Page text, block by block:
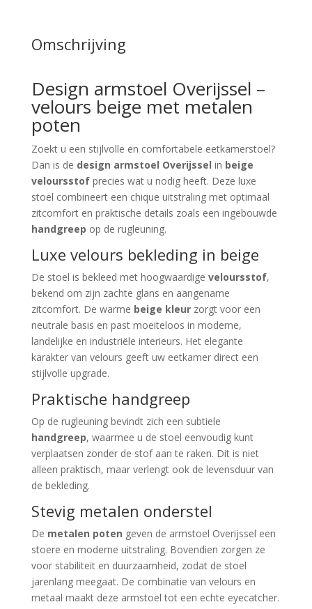
Omschrijving
Design armstoel Overijssel –
velours beige met metalen
poten
Zoekt u een stijlvolle en comfortabele eetkamerstoel?
Dan is de design armstoel Overijssel in beige
veloursstofprecies wat u nodig heeft. Deze luxe
stoel combineert een chique uitstraling met optimaal
zitcomfort en praktische details zoals een ingebouwde
handgreep op de rugleuning.
Luxe velours bekleding in beige
De stoel is bekleed met hoogwaardige veloursstof,
bekend om zijn zachte glans en aangename
zitcomfort. De warme beige kleurzorgt voor een
neutrale basis en past moeiteloos in moderne,
landelijke en industriële interieurs. Het elegante
karakter van velours geeft uw eetkamer direct een
stijlvolle upgrade.
Praktische handgreep
Op de rugleuning bevindt zich een subtiele
handgreep, waarmee u de stoel eenvoudig kunt
verplaatsen zonder de stof aan te raken. Dit is niet
alleen praktisch, maar verlengt ook de levensduur van
de bekleding.
Stevig metalen onderstel
De metalen poten geven de armstoel Overijssel een
stoere en moderne uitstraling. Bovendien zorgen ze
voor stabiliteit en duurzaamheid, zodat de stoel
jarenlang meegaat. De combinatie van velours en
metaal maakt deze armstoel tot een echte eyecatcher.